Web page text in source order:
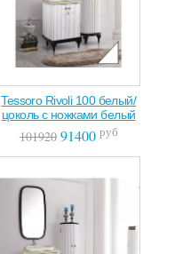
Tessoro Rivoli 100 белый/
цоколь с ножками белый
10192091400 руб